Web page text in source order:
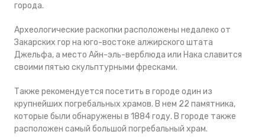
города.
Археологические раскопки расположены недалеко от
Закарских гор на юго-востоке алжирского штата
Джельфа, а место Айн-эль-верблюда или Нака славится
своими пятью скульптурными фресками.
Также рекомендуется посетить в городе один из
крупнейших погребальных храмов. В нем 22 памятника,
которые были обнаружены в 1884 году. В городе также
расположен самый большой погребальный храм.